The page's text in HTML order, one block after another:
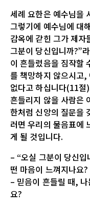
세례 요한은 예수님을
그렇기에 예수님에 대
감옥에 갇힌 그가 제
그분이 당신입니까?”
이 흔들렸음을 짐작할
를 책망하지 않으시고,
없다고 하십니다(11
흔들리지 않을 사람은
한처럼 신앙의 질문을
러면 우리의 물음표에
게 될 것입니다.
– “오실 그분이 당신
떤 마음이 느껴지나요?
– 믿음이 흔들릴 때,
요?